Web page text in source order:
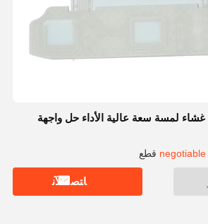
غشاء لمسة سعة عالية الأداء حل واجهة
ﺎﺘﺼﻟ ﺍﻶﻧ